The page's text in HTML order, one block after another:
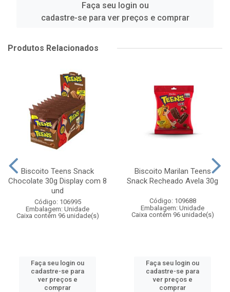
Faça seu login ou
cadastre-se para ver preços e comprar
Produtos Relacionados
Biscoito Teens Snack
Chocolate 30g Display com 8
und
Código: 106995
Embalagem: Unidade
Caixa contém 96 unidade(s)
Faça seu login ou
cadastre-se para
ver preços e
comprar
Biscoito Marilan Teens
Snack Recheado Avela 30g
Código: 109688
Embalagem: Unidade
Caixa contém 96 unidade(s)
Faça seu login ou
cadastre-se para
ver preços e
comprar